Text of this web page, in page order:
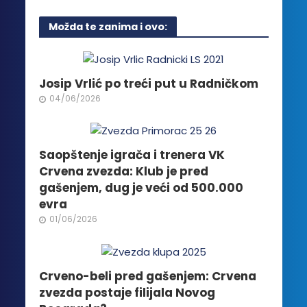
više
varijanti.
mogu
biti
izabrane
stranici
Možda te zanima i ovo:
Josip Vrlić po treći put u Radničkom
04/06/2026
Saopštenje igrača i trenera VK
Crvena zvezda: Klub je pred
gašenjem, dug je veći od 500.000
evra
01/06/2026
Crveno-beli pred gašenjem: Crvena
zvezda postaje filijala Novog